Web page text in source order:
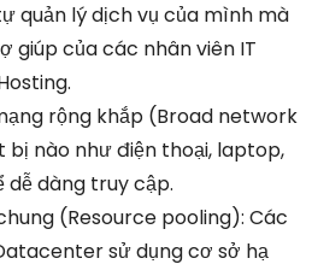
quản lý dịch vụ của mình mà
giúp của các nhân viên IT
rộng khắp (Broad network
bị nào như điện thoại, laptop,
dàng truy cập.
(Resource pooling): Các
sử dụng cơ sở hạ